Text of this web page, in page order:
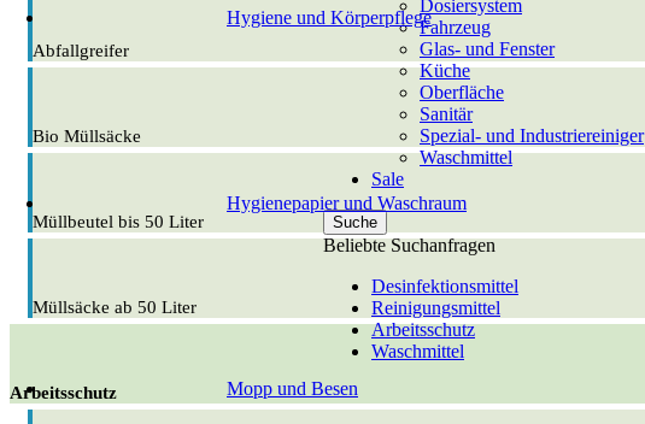
Dosiersystem
Fahrzeug
Glas- und Fenster
Küche
Oberfläche
Sanitär
Spezial- und Industriereiniger
Waschmittel
Sale
Suche
Beliebte Suchanfragen
Desinfektionsmittel
Reinigungsmittel
Arbeitsschutz
Waschmittel
Hygiene und Körperpflege
Hygienepapier und Waschraum
Mopp und Besen
Abfallgreifer
Bio Müllsäcke
Müllbeutel bis 50 Liter
Müllsäcke ab 50 Liter
Arbeitsschutz